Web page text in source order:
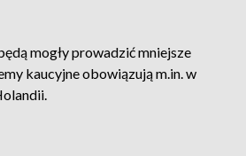
mogły prowadzić mniejsze
kaucyjne obowiązują m.in. w